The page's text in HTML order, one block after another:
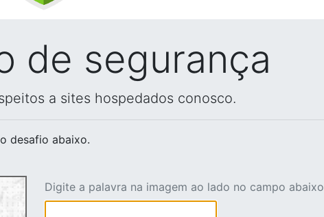
de segurança
a sites hospedados conosco.
desafio abaixo.
Digite a palavra na imagem ao lado no campo abaixo